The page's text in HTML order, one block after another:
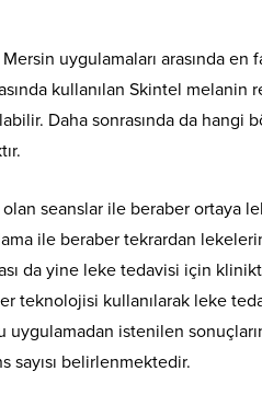
uygulamaları arasında
kullanılan Skintel
Daha sonrasında da hangi
seanslar ile beraber ortaya
ile beraber tekrardan
da yine leke tedavisi için
teknolojisi kullanılarak leke
uygulamadan istenilen
sayısı belirlenmektedir.